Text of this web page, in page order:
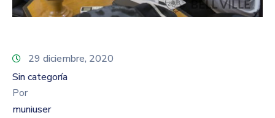
29 diciembre, 2020
Sin categoría
Por
muniuser